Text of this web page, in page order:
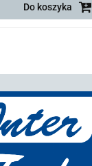
Do koszyka